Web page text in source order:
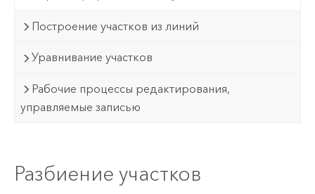
Построение участков из линий
Уравнивание участков
Рабочие процессы редактирования,
управляемые записью
Разбиение участков